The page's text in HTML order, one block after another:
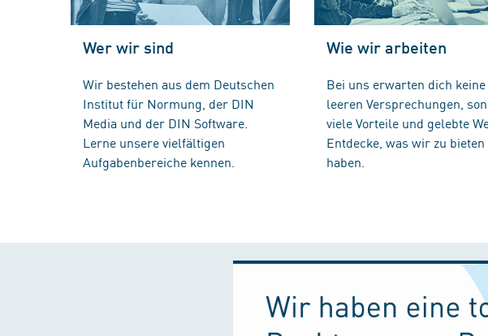
Wer wir sind
Wir bestehen aus dem Deutschen
Institut für Normung, der DIN
Media und der DIN Software.
Lerne unsere vielfältigen
Aufgabenbereiche kennen.
Wie wir arbeiten
Bei uns erwarten dich keine
leeren Versprechungen,
viele Vorteile und gelebte
Entdecke, was wir zu bieten
haben.